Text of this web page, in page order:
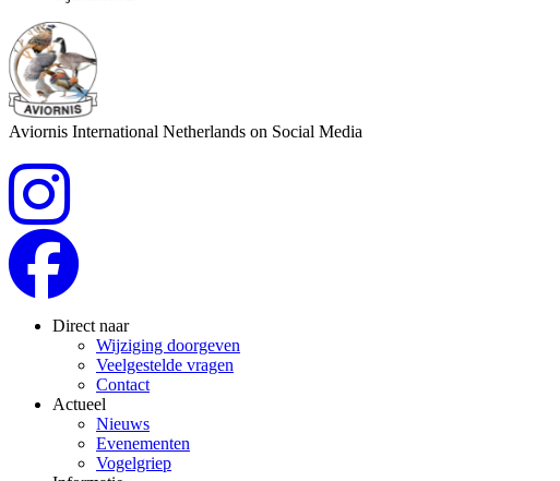
Aviornis International Netherlands on Social Media
Direct naar
Wijziging doorgeven
Veelgestelde vragen
Contact
Actueel
Nieuws
Evenementen
Vogelgriep